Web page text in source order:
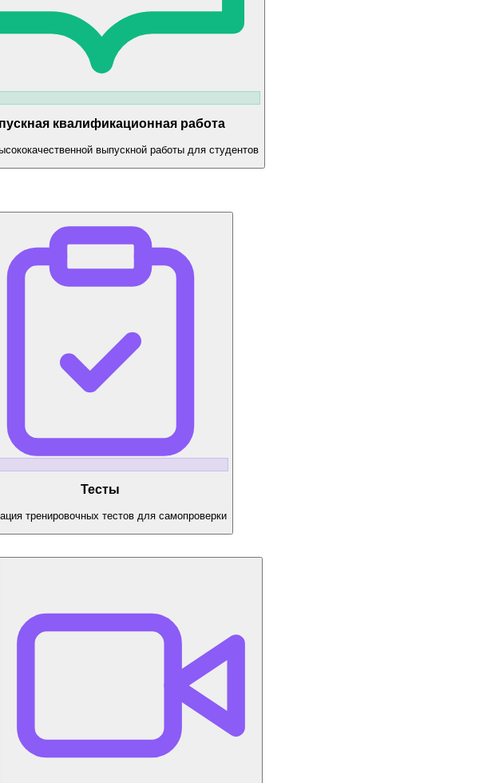
квалификационная работа
выпускной работы для студентов
Тесты
тренировочных тестов для самопроверки